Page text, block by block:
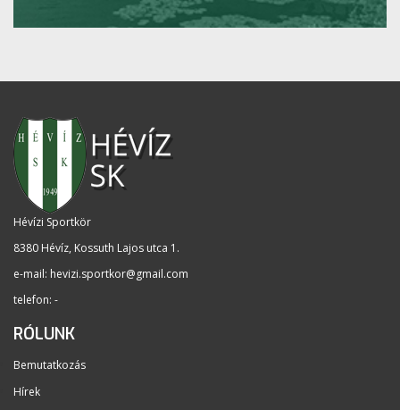
Hévízi Sportkör
8380 Hévíz, Kossuth Lajos utca 1 .
e-mail: hevizi.sportkor@gmail.com
telefon: -
RÓLUNK
Bemutatkozás
Hírek